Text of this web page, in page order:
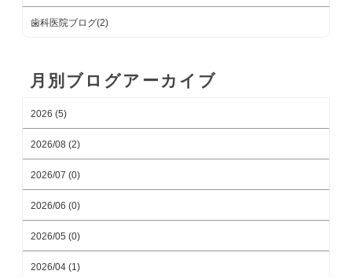
歯科医院ブログ(2)
月別ブログアーカイブ
2026 (5)
2026/08 (2)
2026/07 (0)
2026/06 (0)
2026/05 (0)
2026/04 (1)